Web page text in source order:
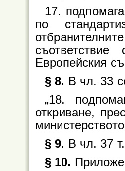
17.
по
Европейския
§ 8. В чл. 33
„18.
откриване,
§ 9. В чл. 37
§ 10.